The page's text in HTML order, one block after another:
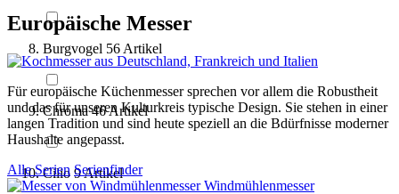
Burgvogel 56 Artikel
Chroma 46Artikel
Cilio 9Artikel
Europäische Messer
Für europäische Küchenmesser sprechen vor allem die Robustheit
und das für unseren Kulturkreis typische Design. Sie stehen in einer
langen Tradition und sind heute speziell an die Bdürfnisse moderner
Haushalte angepasst.
Alle Serien Serienfinder
Windmühlenmesser